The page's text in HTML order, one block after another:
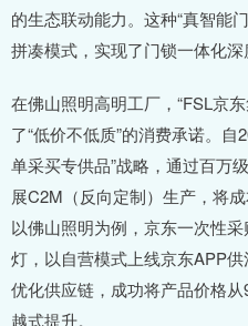
的生态联动能力。这种“真智能
拼凑模式，实现了门锁一体化深
在佛山照明高明工厂，“FSL京
了“低价不低质”的消费承诺。
单采买专供品”战略，通过百万
展C2M（反向定制）生产，将
以佛山照明为例，京东一次性
灯，以自营模式上线京东APP
优化供应链，成功将产品价格
越式提升。